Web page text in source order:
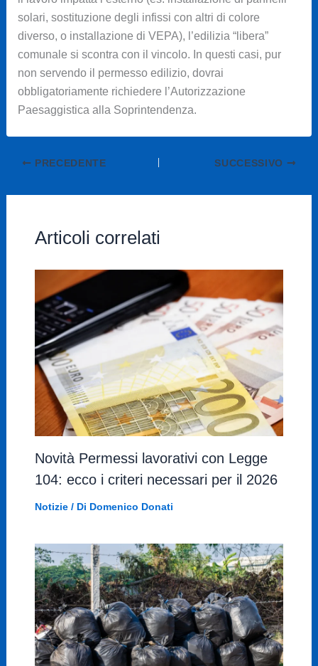
solari, sostituzione degli infissi con altri di colore
diverso, o installazione di VEPA), l’edilizia “libera”
comunale si scontra con il vincolo. In questi casi, pur
non servendo il permesso edilizio, dovrai
obbligatoriamente richiedere l’Autorizzazione
Paesaggistica alla Soprintendenza.
PRECEDENTE SUCCESSIVO
Articoli correlati
Novità Permessi lavorativi con Legge
104: ecco i criteri necessari per il 2026
Notizie/ Di Domenico Donati